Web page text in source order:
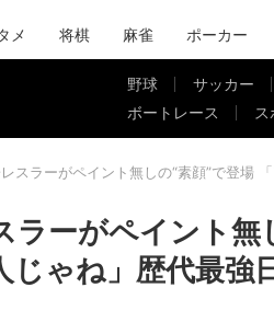
メ 将棋 麻雀 ポーカー
野球 サッカー
ボートレース
スラーがペイント無しの“素顔”で登場
ラーがペイント無
じゃね」歴代最強